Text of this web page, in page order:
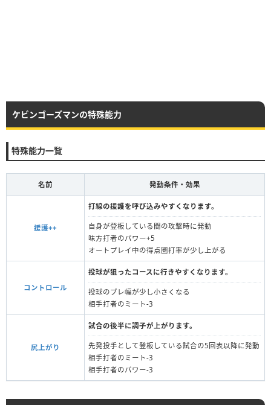
ケビンゴーズマンの特殊能力
特殊能力一覧
名前 発動条件・効果
援護++
打線の援護を呼び込みやすくなります。
自身が登板している間の攻撃時に発動
味方打者のパワー+5
オートプレイ中の得点圏打率が少し上がる
コントロール
投球が狙ったコースに行きやすくなります。
投球のブレ幅が少し小さくなる
相手打者のミート-3
尻上がり
試合の後半に調子が上がります。
先発投手として登板している試合の5回表以降に発動
相手打者のミート-3
相手打者のパワー-3